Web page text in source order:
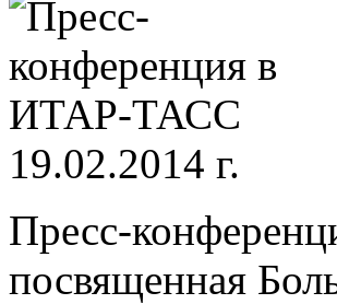
Пресс-
посвященная